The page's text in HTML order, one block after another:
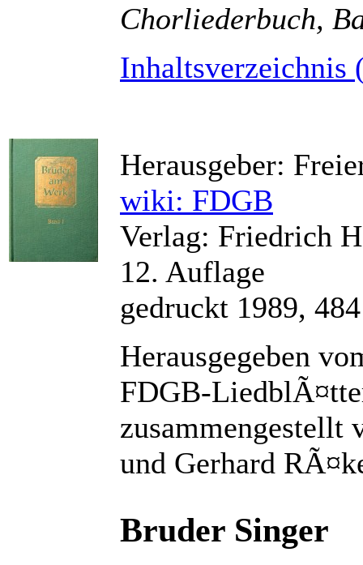
Chorliederbuch,
Inhaltsverzeichnis
Herausgeber:
wiki: FDGB
Verlag: Friedrich
12. Auflage
gedruckt 1989,
Herausgegeben
FDGB-
und Gerhard
Bruder Singer